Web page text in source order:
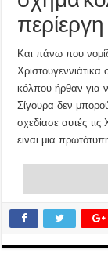
περίεργη
Και πάνω που
Χριστουγεννιάτικα
κόλπου ήρθαν για
Σίγουρα δεν
σχεδίασε αυτές
είναι μια